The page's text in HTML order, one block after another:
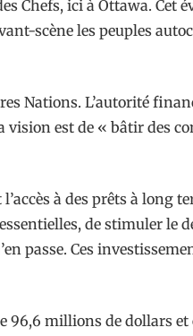
Chefs, ici à Ottawa. Cet
scène les peuples
Nations. L’autorité
est de « bâtir des
à des prêts à long
de stimuler le
passe. Ces
96,6 millions de dollars